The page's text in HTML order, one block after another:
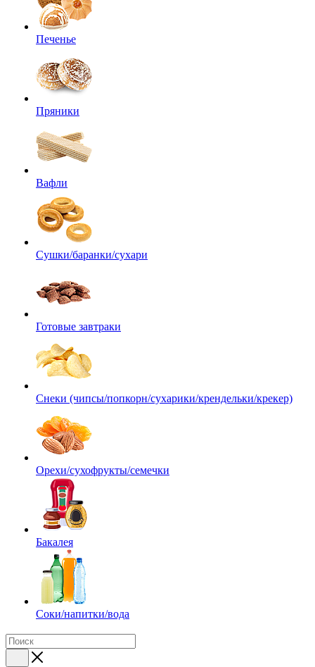
Печенье
Пряники
Вафли
Сушки/баранки/сухари
Готовые завтраки
Снеки (чипсы/попкорн/сухарики/крендельки/крекер)
Орехи/сухофрукты/семечки
Бакалея
Соки/напитки/вода